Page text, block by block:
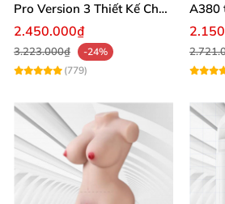
Pro Version 3 Thiết Kế Chân
Thực
2.450.000₫
3.223.000₫
-24%
(779)
A380
chế độ